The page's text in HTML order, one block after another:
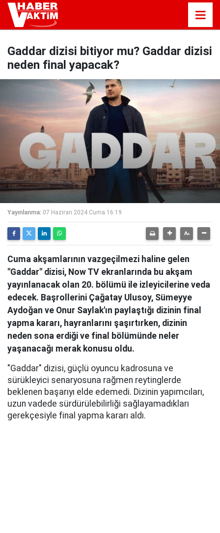
Gaddar dizisi bitiyor mu? Gaddar dizisi
neden final yapacak?
Yayınlanma: 07 Haziran 2024 Cuma 16:19
Cuma akşamlarının vazgeçilmezi haline gelen
"Gaddar" dizisi, Now TV ekranlarında bu akşam
yayınlanacak olan 20. bölümü ile izleyicilerine veda
edecek. Başrollerini Çağatay Ulusoy, Sümeyye
Aydoğan ve Onur Saylak'ın paylaştığı dizinin final
yapma kararı, hayranlarını şaşırtırken, dizinin
neden sona erdiği ve final bölümünde neler
yaşanacağı merak konusu oldu.
"Gaddar" dizisi, güçlü oyuncu kadrosuna ve
sürükleyici senaryosuna rağmen reytinglerde
beklenen başarıyı elde edemedi. Dizinin yapımcıları,
uzun vadede sürdürülebilirliği sağlayamadıkları
gerekçesiyle final yapma kararı aldı.